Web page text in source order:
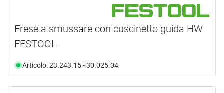
Frese a smussare con cuscinetto guida HW
FESTOOL
Articolo: 23.243.15 - 30.025.04